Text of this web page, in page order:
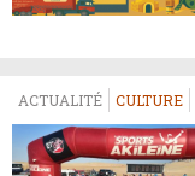
ACTUALITÉ CULTURE